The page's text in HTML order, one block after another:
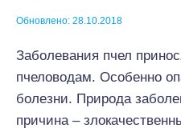
Обновлено: 28.10.2018
Заболевания пчел
пчеловодам. Особенно
болезни. Природа
причина –